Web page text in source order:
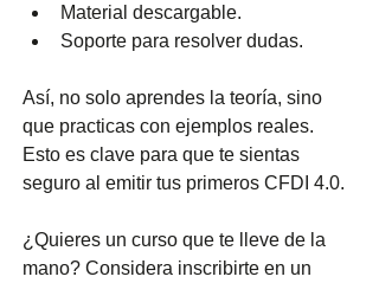
Material descargable.
Soporte para resolver dudas.
Así, no solo aprendes la teoría, sino
que practicas con ejemplos reales.
Esto es clave para que te sientas
seguro al emitir tus primeros CFDI 4.0.
¿Quieres un curso que te lleve de la
mano? Considera inscribirte en un